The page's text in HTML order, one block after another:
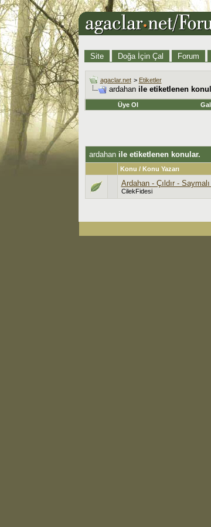
Site Doğa İçin Çal Forum
agaclar.net > Etiketler
ardahanile etiketlenen
Üye Ol
ardahanile etiketlenen konular.
Konu / Konu Yazarı
Ardahan - Çıldır -
CilekFidesi